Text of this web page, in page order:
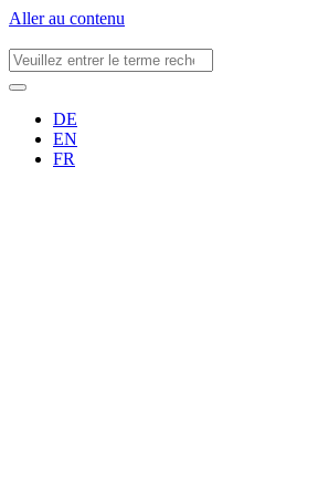
Aller au contenu
DE
EN
FR